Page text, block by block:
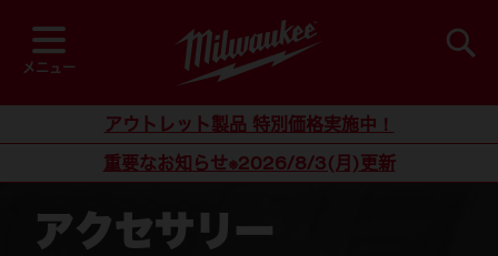
メニュー
検索
コンテンツにスキップアウトレット製品 特別価格実施中！
重要なお知らせ※2026/8/3(月)更新
アクセサリー